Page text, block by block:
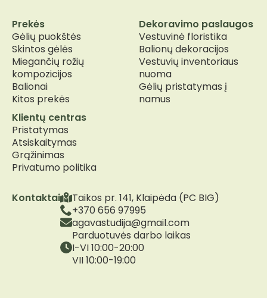
Kontaktai
Taikos pr. 141, Klaipėda (PC BIG)
+370 656 97995
agavastudija@gmail.com
Parduotuvės darbo laikas
I-VI 10:00-20:00
VII 10:00-19:00
Prekės
Gėlių puokštės
Skintos gėlės
Miegančių rožių
kompozicijos
Balionai
Kitos prekės
Dekoravimo paslaugos
Vestuvinė floristika
Balionų dekoracijos
Vestuvių inventoriaus
nuoma
Gėlių pristatymas į
namus
Klientų centras
Pristatymas
Atsiskaitymas
Grąžinimas
Privatumo politika